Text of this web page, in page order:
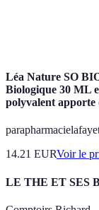
Léa Nature SO
Biologique 30 ML
polyvalent apporte
14.21 EURVoir le
LE THE ET SES